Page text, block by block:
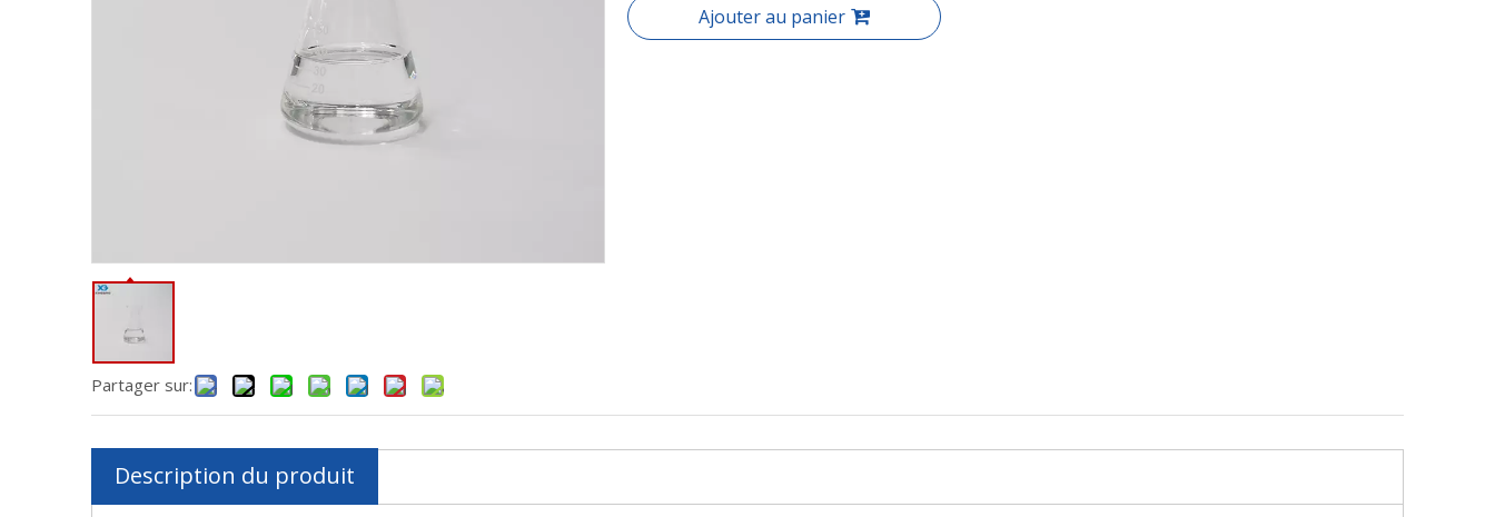
Partager sur:
Ajouter au panier
Description du produit